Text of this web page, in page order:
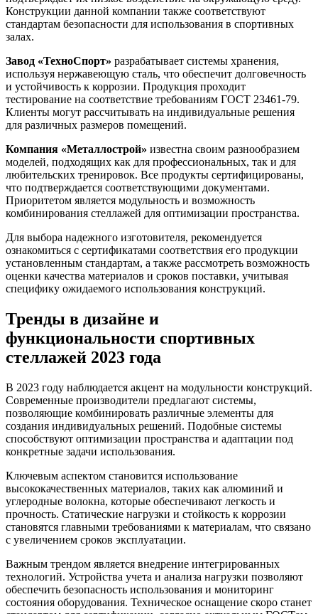
Конструкции данной компании также соответствуют
стандартам безопасности для использования в спортивных
залах.
Завод «ТехноСпорт» разрабатывает системы хранения,
используя нержавеющую сталь, что обеспечит долговечность
и устойчивость к коррозии. Продукция проходит
тестирование на соответствие требованиям ГОСТ 23461-79.
Клиенты могут рассчитывать на индивидуальные решения
для различных размеров помещений.
Компания «Металлострой» известна своим разнообразием
моделей, подходящих как для профессиональных, так и для
любительских тренировок. Все продукты сертифицированы,
что подтверждается соответствующими документами.
Приоритетом является модульность и возможность
комбинирования стеллажей для оптимизации пространства.
Для выбора надежного изготовителя, рекомендуется
ознакомиться с сертификатами соответствия его продукции
установленным стандартам, а также рассмотреть возможность
оценки качества материалов и сроков поставки, учитывая
специфику ожидаемого использования конструкций.
Тренды в дизайне и
функциональности спортивных
стеллажей 2023 года
В 2023 году наблюдается акцент на модульности конструкций.
Современные производители предлагают системы,
позволяющие комбинировать различные элементы для
создания индивидуальных решений. Подобные системы
способствуют оптимизации пространства и адаптации под
конкретные задачи использования.
Ключевым аспектом становится использование
высококачественных материалов, таких как алюминий и
углеродные волокна, которые обеспечивают легкость и
прочность. Статические нагрузки и стойкость к коррозии
становятся главными требованиями к материалам, что связано
с увеличением сроков эксплуатации.
Важным трендом является внедрение интегрированных
технологий. Устройства учета и анализа нагрузки позволяют
обеспечить безопасность использования и мониторинг
состояния оборудования. Техническое оснащение скоро станет